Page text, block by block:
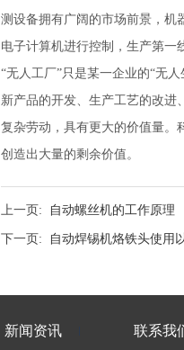
测设备拥有广阔的市场前景，机
电子计算机进行控制，生产第一
“无人工厂”只是某一企业的“无
新产品的开发、生产工艺的改进
复杂劳动，具有更大的价值量。
创造出大量的剩余价值。
上一页: 自动螺丝机的工作原理
下一页: 自动焊锡机烙铁头使用
新闻资讯 联系我